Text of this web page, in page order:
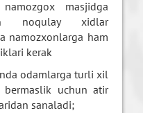
masjidga
noqulay xidlar
namozxonlarga ham
kerak
odamlarga turli xil
uchun atir
sanaladi;